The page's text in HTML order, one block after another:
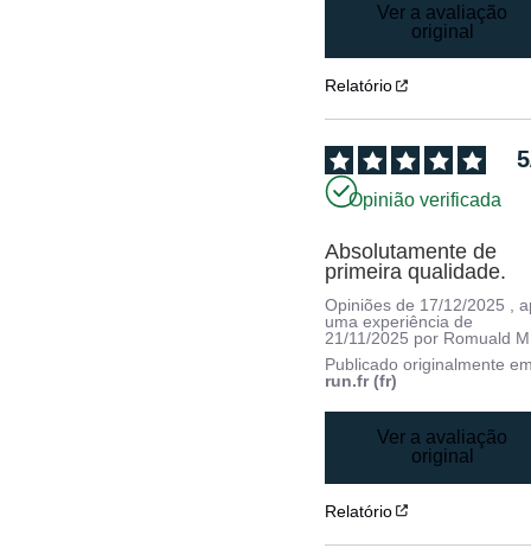
Ver a avaliação
original
Relatório
5
Opinião verificada
Absolutamente de
primeira qualidade.
Opiniões de 17/12/2025
,
uma experiência de
21/11/2025 por Romuald
Publicado originalmente
run.fr (fr)
Ver a avaliação
original
Relatório